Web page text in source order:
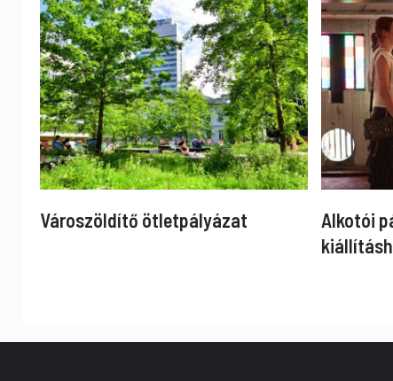
Városzöldítő ötletpályázat
Alkotói